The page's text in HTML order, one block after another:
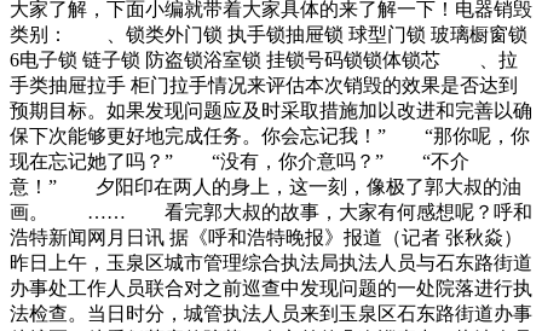
大家了解，下面小编就带着大家具体的来了解一下！电器销毁
类别： 、锁类外门锁 执手锁抽屉锁 球型门锁 玻璃橱窗锁
6电子锁 链子锁 防盗锁浴室锁 挂锁号码锁锁体锁芯 、拉
手类抽屉拉手 柜门拉手情况来评估本次销毁的效果是否达到
预期目标。如果发现问题应及时采取措施加以改进和完善以确
保下次能够更好地完成任务。你会忘记我！” “那你呢，你
现在忘记她了吗？” “没有，你介意吗？” “不介
意！” 夕阳印在两人的身上，这一刻，像极了郭大叔的油
画。 …… 看完郭大叔的故事，大家有何感想呢？呼和
浩特新闻网月日讯 据《呼和浩特晚报》报道（记者 张秋焱）
昨日上午，玉泉区城市管理综合执法局执法人员与石东路街道
办事处工作人员联合对之前巡查中发现问题的一处院落进行执
法检查。当日时分，城管执法人员来到玉泉区石东路街道办事